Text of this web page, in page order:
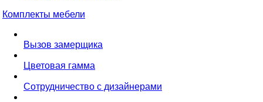
Комплекты мебели
Вызов замерщика
Цветовая гамма
Сотрудничество с дизайнерами